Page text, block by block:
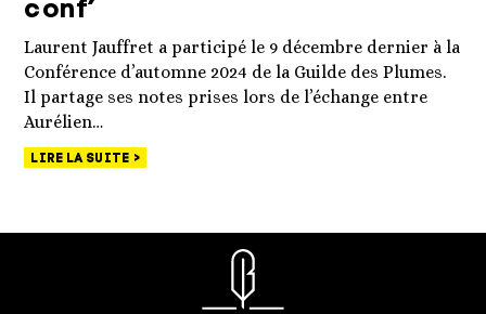
conf’
Laurent Jauffret a participé le 9 décembre dernier à la
Conférence d’automne 2024 de la Guilde des Plumes.
Il partage ses notes prises lors de l’échange entre
Aurélien…
LIRE LA SUITE